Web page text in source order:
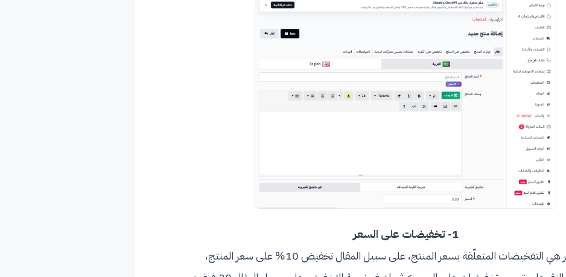
1- تخفيضات على السعر
تخفيضات السعر هي التفخيضات المتعلّقة بسعر المنتج، على سبيل المقال تخفيض 10% على سعر المنتج،